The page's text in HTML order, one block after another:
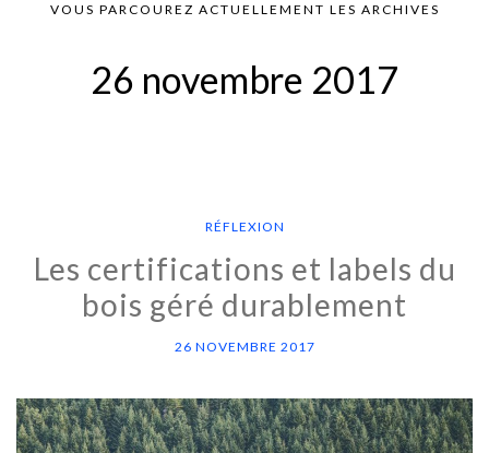
VOUS PARCOUREZ ACTUELLEMENT LES ARCHIVES
26 novembre 2017
RÉFLEXION
Les certifications et labels du
bois géré durablement
26 NOVEMBRE 2017